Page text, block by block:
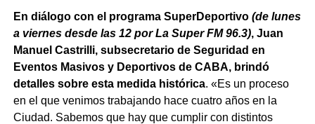
En diálogo con el programa SuperDeportivo (de lunes
a viernes desde las 12 por La Super FM 96.3), Juan
Manuel Castrilli, subsecretario de Seguridad en
Eventos Masivos y Deportivos de CABA, brindó
detalles sobre esta medida histórica. «Es un proceso
en el que venimos trabajando hace cuatro años en la
Ciudad. Sabemos que hay que cumplir con distintos